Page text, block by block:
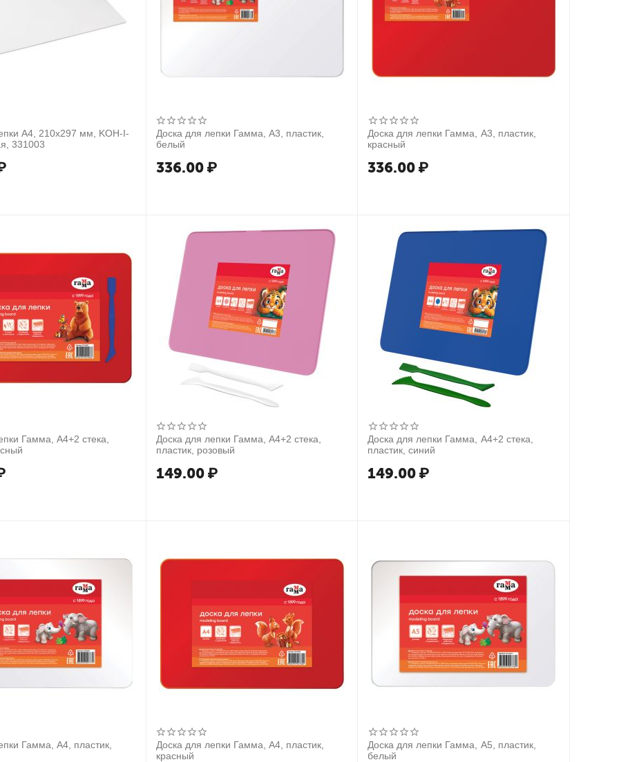
А4, 210х297 мм, KOH-I-
331003
Доска для лепки Гамма, А3, пластик,
белый
336.00 ₽
Доска для лепки Гамма, А3, пластик,
красный
336.00 ₽
Гамма, А4+2 стека,
Доска для лепки Гамма, А4+2 стека,
пластик, розовый
149.00 ₽
Доска для лепки Гамма, А4+2 стека,
пластик, синий
149.00 ₽
Гамма, А4, пластик,
Доска для лепки Гамма, А4, пластик,
красный
Доска для лепки Гамма, А5, пластик,
белый